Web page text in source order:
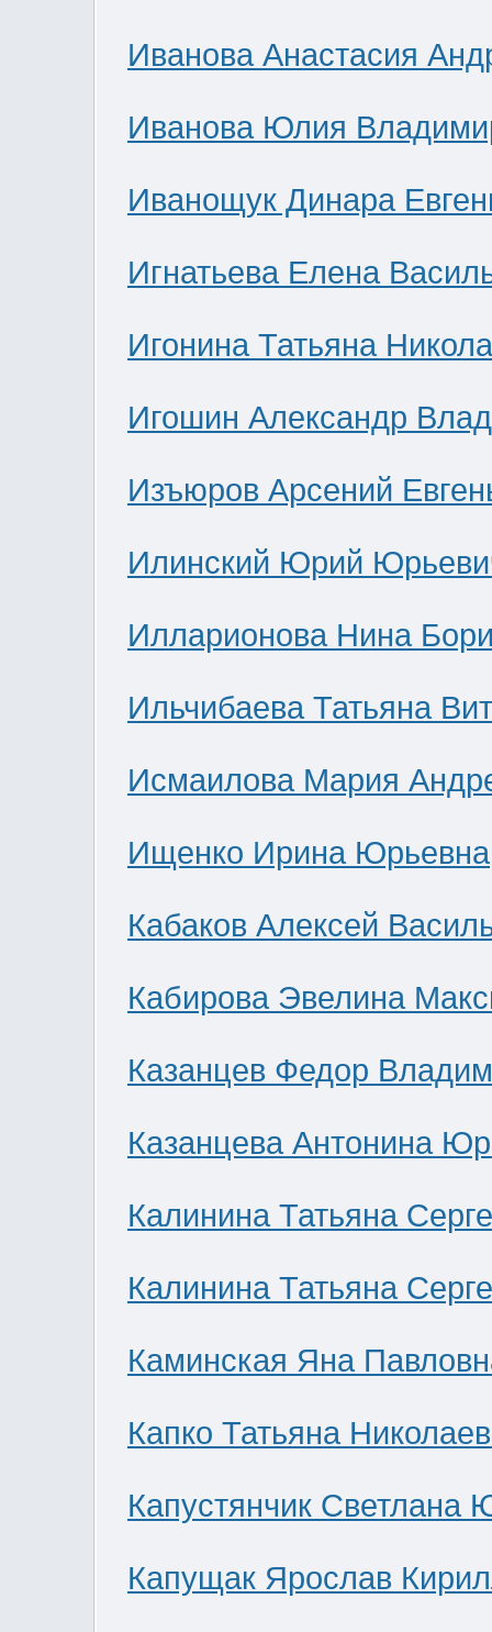
Иванова Анастасия
Иванова Юлия
Иванощук Динара
Игнатьева Елена
Игонина Татьяна
Игошин Александр
Изъюров Арсений
Илинский Юрий
Илларионова Нина
Ильчибаева Татьяна
Исмаилова Мария
Ищенко Ирина Юрьевна
Кабаков Алексей
Кабирова Эвелина
Казанцев Федор
Казанцева Антонина
Калинина Татьяна
Калинина Татьяна
Каминская Яна
Капко Татьяна
Капустянчик Светлана
Капущак Ярослав